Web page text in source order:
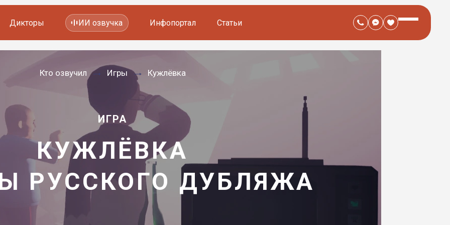
Мультфильмов
Дикторы ИИ озвучка Инфопортал Статьи
Кто озвучил Игры Кужлёвка
ИГРА
КУЖЛЁВКА
—
РУССКОГО ДУБЛЯЖА